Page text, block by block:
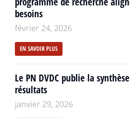
besoins
février 24, 2026
EN SAVOIR PLUS
Le PN DVDC publie la
résultats
janvier 29, 2026